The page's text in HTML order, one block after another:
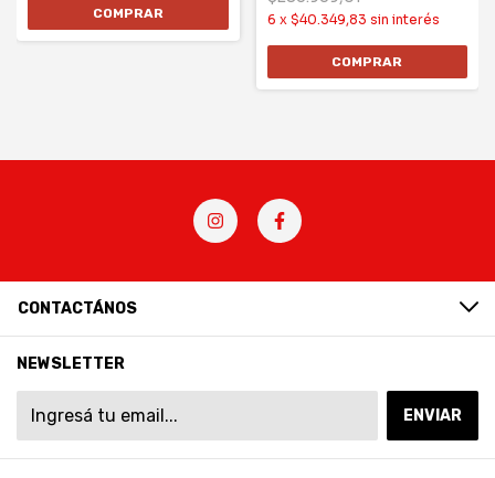
6 x $40.349,83 sin interés
CONTACTÁNOS
NEWSLETTER